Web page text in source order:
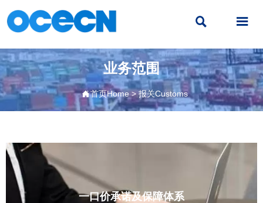
 
业务范围
首页Home>报关Customs
一口价承诺及保障体系